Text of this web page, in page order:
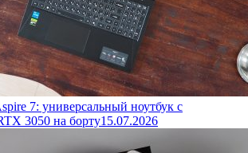
7: универсальный ноутбук с
3050 на борту15.07.2026